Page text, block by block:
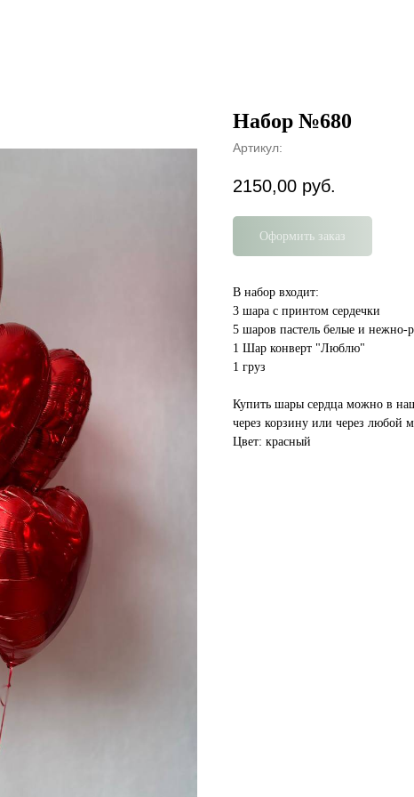
Набор №680
Артикул:
2150,00 руб.
Оформить заказ
В набор входит:
3 шара с принтом сердечки
5 шаров пастель белые и нежно-
1 Шар конверт "Люблю"
1 груз
Купить шары сердца можно в
через корзину или через любой
Цвет: красный